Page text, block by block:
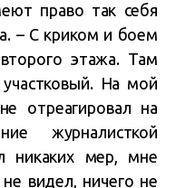
право так себя
– С криком и боем
этажа. Там
На мой
отреагировал на
журналисткой
никаких мер, мне
видел, ничего не